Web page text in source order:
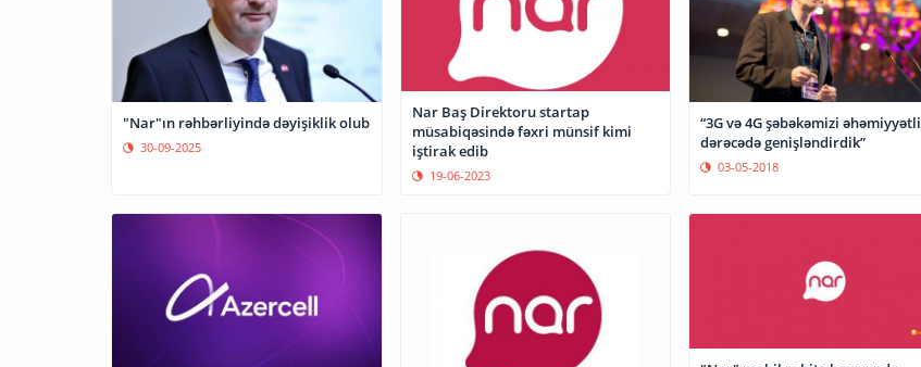
"Nar"ın rəhbərliyində dəyişiklik olub
30-09-2025
Nar Baş Direktoru startap
müsabiqəsində fəxri münsif kimi
iştirak edib
19-06-2023
“3G və 4G şəbəkəmizi əhəmiyyətli
dərəcədə genişləndirdik”
03-05-2018